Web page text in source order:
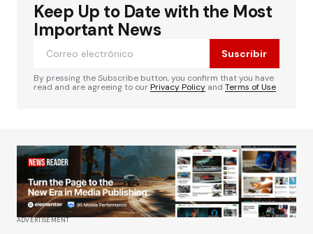
Keep Up to Date with the Most
Important News
Suscribir
By pressing the Subscribe button, you confirm that you have
read and are agreeing to ourPrivacy Policy and Terms of Use
ADVERTISEMENT